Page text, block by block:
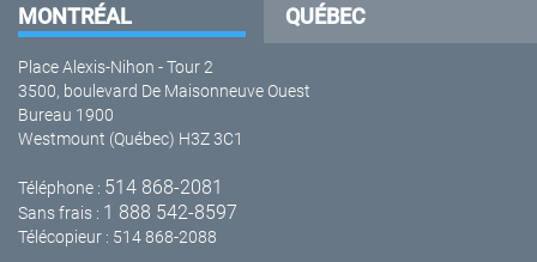
MONTRÉAL QUÉBEC
Place Alexis-Nihon - Tour 2
3500, boulevard De Maisonneuve Ouest
Bureau 1900
Westmount (Québec) H3Z 3C1
Téléphone : 514 868-2081
Sans frais : 1 888 542-8597
Télécopieur : 514 868-2088